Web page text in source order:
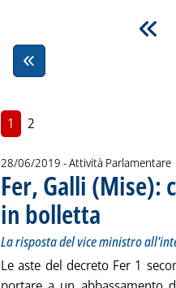
1 2
28/06/2019 - Attività Parlamentare
Fer, Galli (Mise):
in bolletta . Sottotitolo: La
. Pubblicata
La risposta del vice ministro
Le aste del decreto Fer 1